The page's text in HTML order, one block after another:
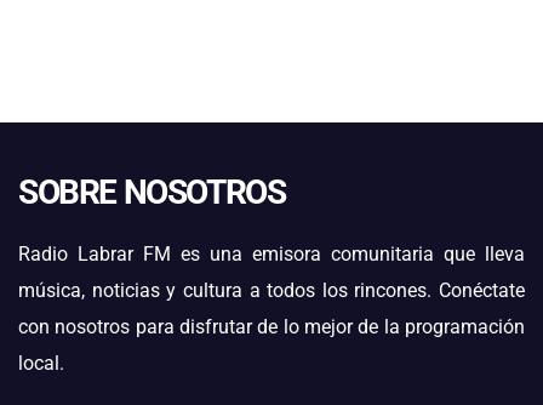
SOBRE NOSOTROS
Radio Labrar FM es una emisora comunitaria que lleva
música, noticias y cultura a todos los rincones. Conéctate
con nosotros para disfrutar de lo mejor de la programación
local.